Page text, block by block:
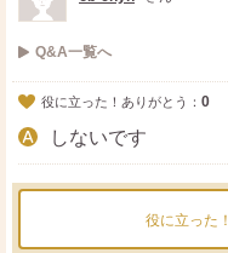
Q&A一覧へ
役に立った！ありがとう： 0
しないです
役に立った！